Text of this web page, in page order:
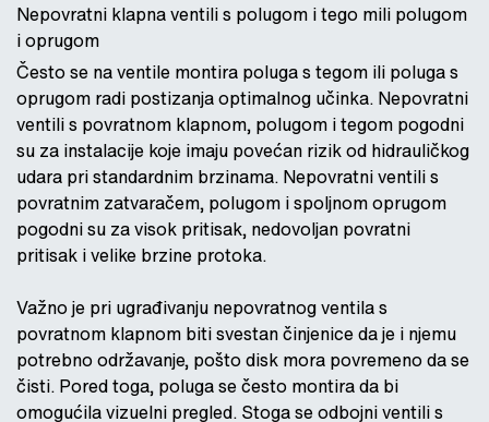
Nepovratni klapna ventili s polugom i tego mili polugom
i oprugom
Često se na ventile montira poluga s tegom ili poluga s
oprugom radi postizanja optimalnog učinka. Nepovratni
ventili s povratnom klapnom, polugom i tegom pogodni
su za instalacije koje imaju povećan rizik od hidrauličkog
udara pri standardnim brzinama. Nepovratni ventili s
povratnim zatvaračem, polugom i spoljnom oprugom
pogodni su za visok pritisak, nedovoljan povratni
pritisak i velike brzine protoka.
Važno je pri ugrađivanju nepovratnog ventila s
povratnom klapnom biti svestan činjenice da je i njemu
potrebno održavanje, pošto disk mora povremeno da se
čisti. Pored toga, poluga se često montira da bi
omogućila vizuelni pregled. Stoga se odbojni ventili s